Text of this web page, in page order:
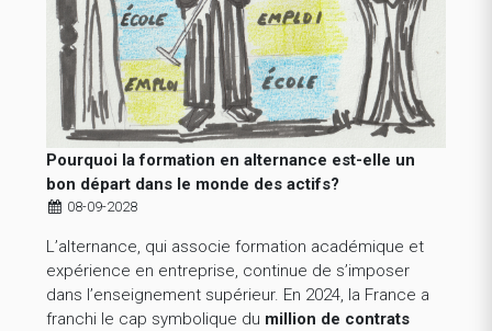
Pourquoi la formation en alternance est-elle un
bon départ dans le monde des actifs?
08-09-2028
L’alternance, qui associe formation académique et
expérience en entreprise, continue de s’imposer
dans l’enseignement supérieur. En 2024, la France a
franchi le cap symbolique du million de contrats